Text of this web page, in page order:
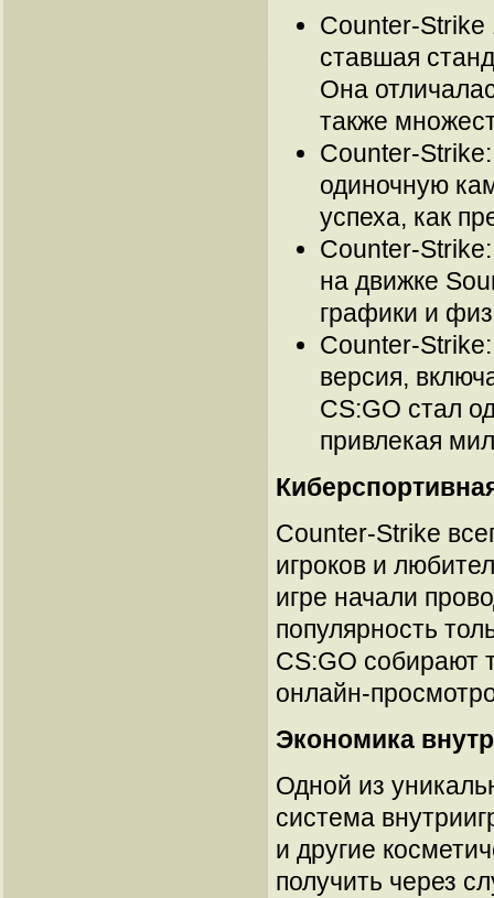
Counter-
ставшая
Она
также
Counter-
одиночную
успеха, как
Counter-
на движке
графики и
Counter-
версия,
CS:GO стал
привлекая
Counter-Strike
игроков и
игре начали
популярность
CS:GO собирают
онлайн-
Экономика
Одной из
система
и другие
получить через